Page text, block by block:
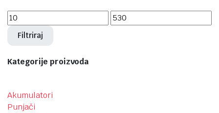
Filtriraj
Kategorije proizvoda
Akumulatori
Punjači